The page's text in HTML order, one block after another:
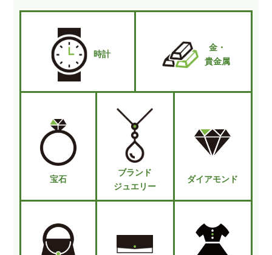
時計
金・
貴金属
宝石
ブランド
ジュエリー
ダイアモンド